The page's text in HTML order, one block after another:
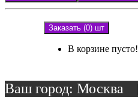
Заказать (0) шт
В корзине пусто!
Ваш город: Москва